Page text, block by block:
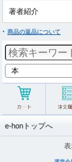
著者紹介
商品の返品について
e-honトップへ
表